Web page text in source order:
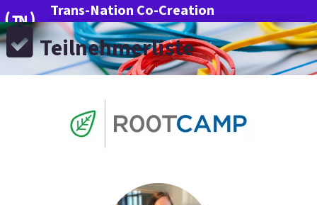
Trans-Nation Co-Creation
Mehr Innovation für Deutschland
Teilnehmerliste